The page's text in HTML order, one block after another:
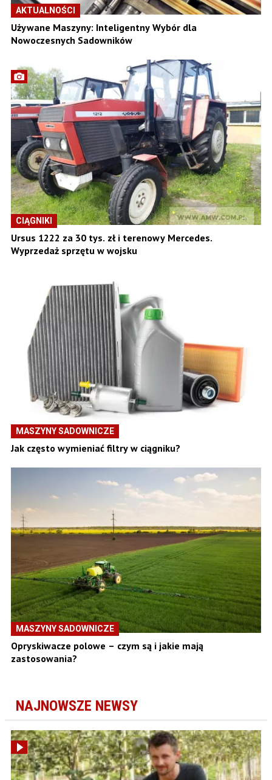
AKTUALNOŚCI
Używane Maszyny: Inteligentny Wybór dla
Nowoczesnych Sadowników
CIĄGNIKI
Ursus 1222 za 30 tys. zł i terenowy Mercedes.
Wyprzedaż sprzętu w wojsku
MASZYNY SADOWNICZE
Jak często wymieniać filtry w ciągniku?
MASZYNY SADOWNICZE
Opryskiwacze polowe – czym są i jakie mają
zastosowania?
NAJNOWSZE NEWSY